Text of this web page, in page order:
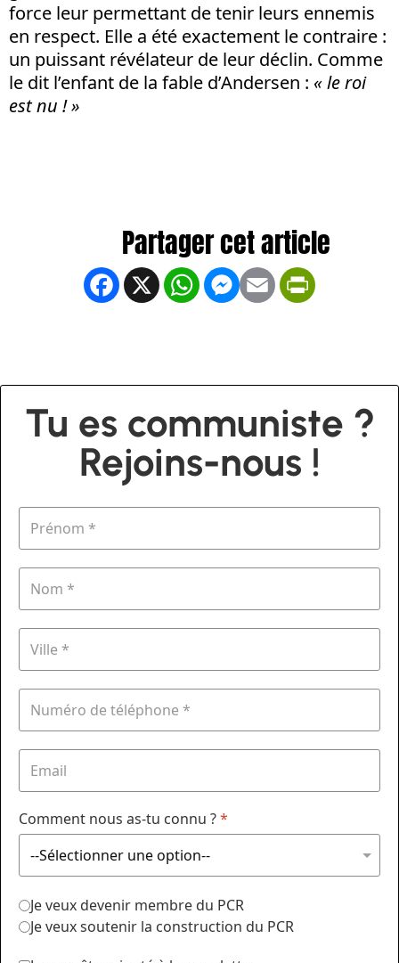
force leur permettant de tenir leurs ennemis
en respect. Elle a été exactement le contraire :
un puissant révélateur de leur déclin. Comme
le dit l’enfant de la fable d’Andersen : « le roi
est nu ! »
Facebook
X WhatsApp
Messenger
Email
Tu es communiste ?
Rejoins-nous !
Comment nous as-tu connu ?*
Je veux devenir membre du PCR
Je veux soutenir la construction du PCR